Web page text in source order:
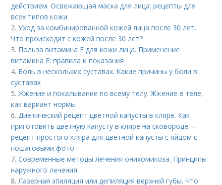
действием. Освежающая маска для лица: рецепты для
всех типов кожи
2.Уход за комбинированной кожей лица после 30 лет.
Что происходит с кожей после 30 лет?
3. Польза витамина Е для кожи лица. Применение
витамина E: правила и показания
4. Боль в нескольких суставах. Какие причины у боли в
суставах
5.Жжение и покалывание по всему телу. Жжение в теле,
как вариант нормы
6.Диетический рецепт цветной капусты в кляре. Как
приготовить цветную капусту в кляре на сковороде —
рецепт простого кляра для цветной капусты с яйцом с
пошаговыми фото
7.Современные методы лечения онихомикоза. Принципы
наружного лечения
8.Лазерная эпиляция или депиляция верхней губы. Что